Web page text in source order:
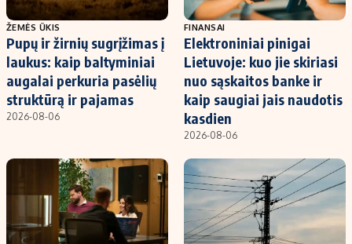
ŽEMĖS ŪKIS
Pupų ir žirnių sugrįžimas į
laukus: kaip baltyminiai
augalai perkuria pasėlių
struktūrą ir pajamas
2026-08-06
FINANSAI
Elektroniniai pinigai
Lietuvoje: kuo jie skiriasi
nuo sąskaitos banke ir
kaip saugiai jais naudotis
kasdien
2026-08-06